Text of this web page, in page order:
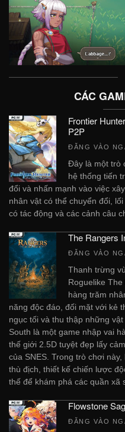
CÁC
Frontier
P2P
ĐĂNG VÀO
Đây là một trò
hệ thống tiến
đổi và nhấn mạnh vào việc
nhân vật có thể chuyển đổi,
có tác động và các cảnh câu
The Rangers
ĐĂNG VÀO
Thanh trừng
Roguelike
hàng trăm
năng độc đáo, đối mặt với kẻ
ngục tối và thu thập những
South là một game nhập vai
thế giới 2.5D tuyệt đẹp lấy
của SNES. Trong trò chơi
thù địch, thiết kế chiến lược
thế để khám phá các quần xã
Flowstone
ĐĂNG VÀO